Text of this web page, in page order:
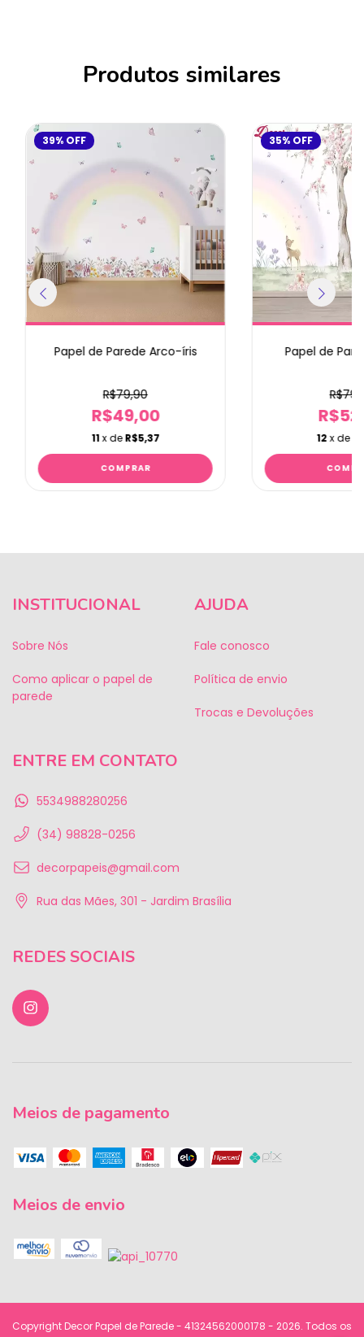
Produtos similares
39% OFF
Papel de Parede Arco-íris
R$79,90
R$49,00
11x deR$5,37
35% OFF
Papel de
12 x de
INSTITUCIONAL
Sobre Nós
Como aplicar o papel de
parede
AJUDA
Fale conosco
Política de envio
Trocas e Devoluções
ENTRE EM CONTATO
5534988280256
(34) 98828-0256
decorpapeis@gmail.com
Rua das Mães, 301 - Jardim Brasília
REDES SOCIAIS
Meios de pagamento
Meios de envio
Copyright Decor Papel de Parede - 41324562000178 - 2026. Todos os